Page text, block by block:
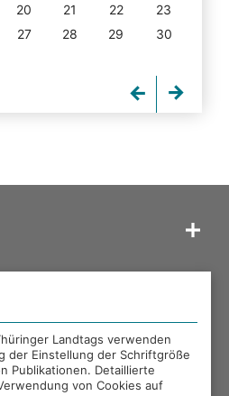
20 21 22
23
27 28 29
30
LANDTAGS
Landtags verwenden
der Einstellung der Schriftgröße
Publikationen. Detaillierte
von Cookies auf